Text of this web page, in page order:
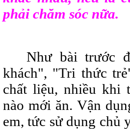
phải chăm sóc nữa.
Như bài trước
khách", "Tri thức
chất liệu, nhiều khi
nào mới ăn. Vận
em, tức sử dụng chủ